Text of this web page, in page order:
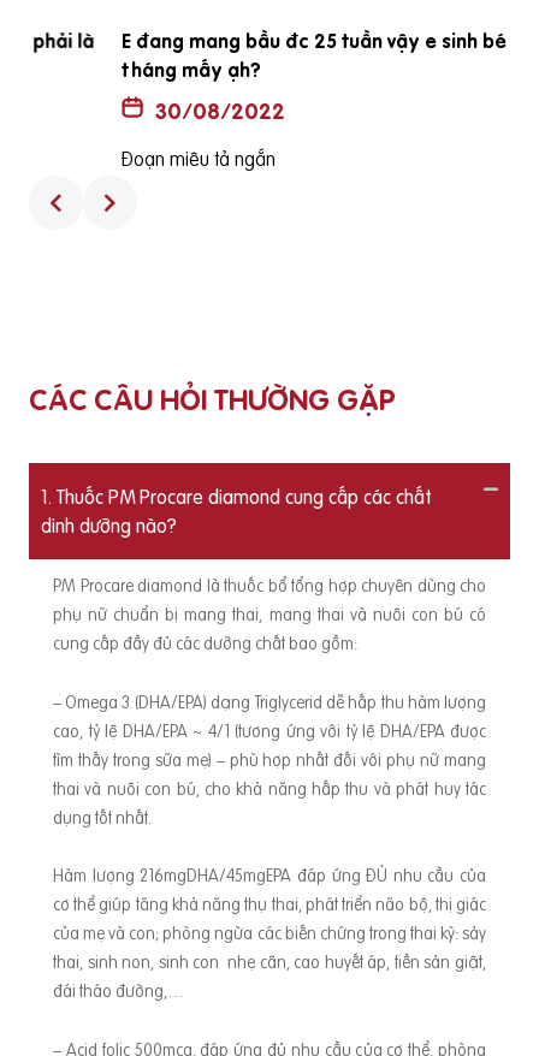
E đang mang bầu đc 25 tuần vậy e sinh bé vào
tháng mấy ạh?
30/08/2022
Đoạn miêu tả ngắn
CÁC CÂU HỎI THƯỜNG GẶP
1. Thuốc PM Procare diamond cung cấp các chất
dinh dưỡng nào?
PM Procare diamond là thuốc bổ tổng hợp chuyên dùng cho
phụ nữ chuẩn bị mang thai, mang thai và nuôi con bú có
cung cấp đầy đủ các dưỡng chất bao gồm:
– Omega 3 (DHA/EPA) dạng Triglycerid dễ hấp thu hàm lượng
cao, tỷ lệ DHA/EPA ~ 4/1 (tương ứng với tỷ lệ DHA/EPA được
tìm thấy trong sữa mẹ) – phù hợp nhất đối với phụ nữ mang
thai và nuôi con bú, cho khả năng hấp thu và phát huy tác
dụng tốt nhất.
Hàm lượng 216mgDHA/45mgEPA đáp ứng ĐỦ nhu cầu của
cơ thể giúp tăng khả năng thụ thai, phát triển não bộ, thị giác
của mẹ và con; phòng ngừa các biến chứng trong thai kỳ: sảy
thai, sinh non, sinh con nhẹ cân, cao huyết áp, tiền sản giật,
đái tháo đường,…
– Acid folic 500mcg, đáp ứng đủ nhu cầu của cơ thể, phòng